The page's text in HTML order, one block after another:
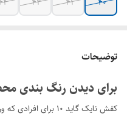
توضیحات
برای دیدن رنگ بندی
کفش نایک گاید 10